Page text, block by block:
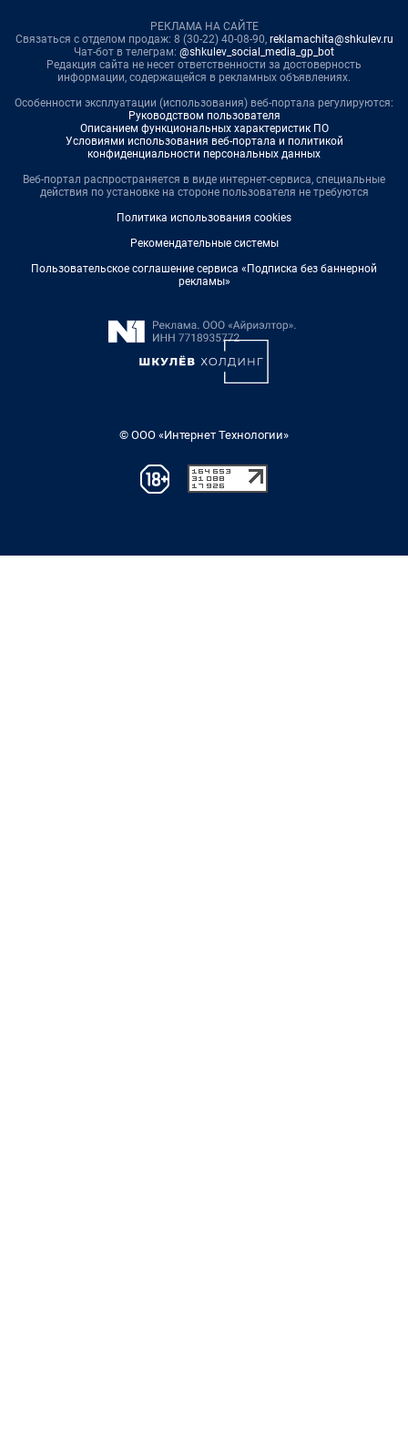
РЕКЛАМА НА САЙТЕ
Связаться с отделом продаж: 8 (30-22) 40-08-90, reklamachita@shkulev.ru
Чат-бот в телеграм: @shkulev_social_media_gp_bot
Редакция сайта не несет ответственности за достоверность
информации, содержащейся в рекламных объявлениях.
Особенности эксплуатации (использования) веб-портала регулируются:
Руководством пользователя
Описанием функциональных характеристик ПО
Условиями использования веб-портала и политикой
конфиденциальности персональных данных
Веб-портал распространяется в виде интернет-сервиса, специальные
действия по установке на стороне пользователя не требуются
Политика использования cookies
Рекомендательные системы
Пользовательское соглашение сервиса «Подписка без баннерной
рекламы»
© ООО «Интернет Технологии»